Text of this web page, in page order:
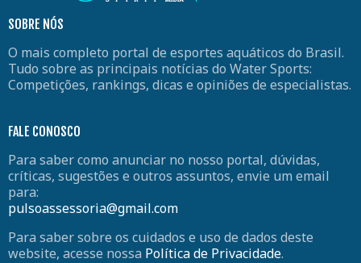
SOBRE NÓS
O mais completo portal de esportes aquáticos do Brasil.
Tudo sobre as principais notícias do Water Sports:
Competições, rankings, dicas e opiniões de especialistas.
FALE CONOSCO
Para saber como anunciar no nosso portal, dúvidas,
críticas, sugestões e outros assuntos, envie um email
para:
pulsoassessoria@gmail.com
Para saber sobre os cuidados e uso de dados deste
website, acesse nossa Política de Privacidade.